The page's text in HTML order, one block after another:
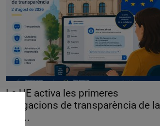
La UE activa les primeres
obligacions de transparència de la
Llei...